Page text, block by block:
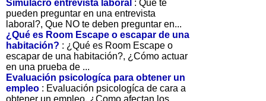
Simulacro entrevista laboral : Que te
pueden preguntar en una entrevista
laboral?, Que NO te deben preguntar en...
¿Qué es Room Escape o escapar de una
habitación? : ¿Qué es Room Escape o
escapar de una habitación?, ¿Cómo actuar
en una prueba de ...
Evaluación psicologíca para obtener un
empleo : Evaluación psicologíca de cara a
obtener un empleo, ¿Como afectan los